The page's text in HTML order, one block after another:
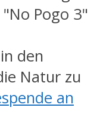
Pogo 3"
den
Natur zu
an